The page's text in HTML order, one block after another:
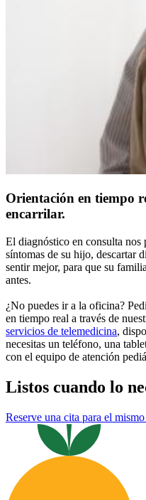
Orientación en tiempo
encarrilar.
El diagnóstico en consulta nos
síntomas de su hijo, descartar
sentir mejor, para que su
antes.
¿No puedes ir a la oficina?
en tiempo real a través de
servicios de telemedicina,
necesitas un teléfono, una
con el equipo de atención
Listos cuando lo
Reserve una cita para el